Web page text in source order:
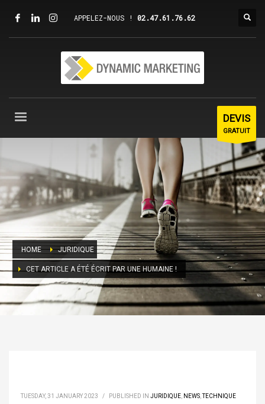
APPELEZ-NOUS ! 02.47.61.76.62
DEVIS
GRATUIT
HOME JURIDIQUE
CET ARTICLE A ÉTÉ ÉCRIT PAR UNE HUMAINE !
TUESDAY, 31 JANUARY 2023 / PUBLISHED IN JURIDIQUE NEWS ,TECHNIQUE